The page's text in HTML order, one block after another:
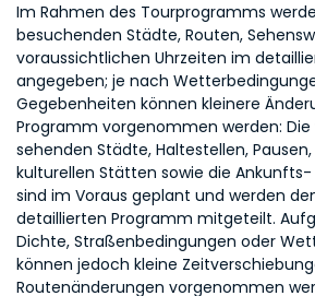
Im Rahmen des Tourprogramms
besuchenden Städte, Routen,
voraussichtlichen Uhrzeiten im
angegeben; je nach
Gegebenheiten können kleinere
Programm vorgenommen werden: Die
sehenden Städte, Haltestellen,
kulturellen Stätten sowie die
sind im Voraus geplant und werden
detaillierten Programm mitgeteilt.
Dichte, Straßenbedingungen oder
können jedoch kleine
Routenänderungen vorgenommen